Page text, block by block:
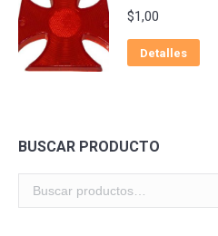
$1,00
Detalles
BUSCAR PRODUCTO